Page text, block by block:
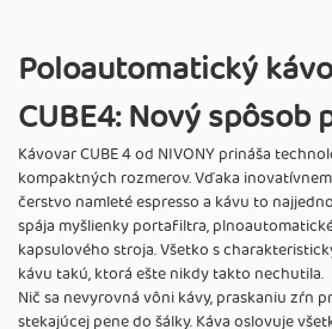
Poloautomatický
CUBE4: Nový
Kávovar CUBE 4 od NIVONY prináša
kompaktných rozmerov. Vďaka
čerstvo namleté espresso a kávu to
spája myšlienky portafiltra,
kapsulového stroja. Všetko s
kávu takú, ktorá ešte nikdy takto nechutila.
Nič sa nevyrovná vôni kávy, praskaniu zŕn
stekajúcej pene do šálky. Káva oslovuje